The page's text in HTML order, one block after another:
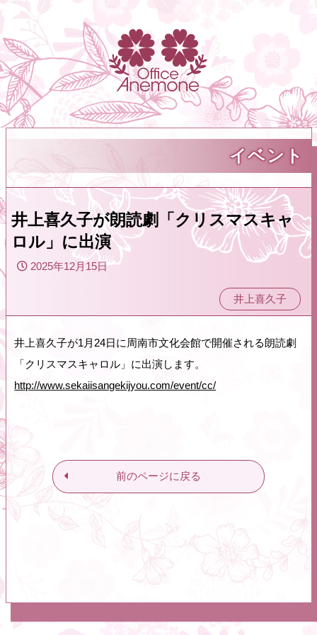
イベント
井上喜久子が朗読劇「クリスマスキャ
ロル」に出演
2025年12月15日
井上喜久子
井上喜久子が1月24日に周南市文化会館で開催される朗読劇
「クリスマスキャロル」に出演します。
http://www.sekaiisangekijyou.com/event/cc/
前のページに戻る